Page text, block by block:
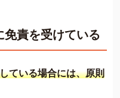
責を受けている
ている場合には、原則